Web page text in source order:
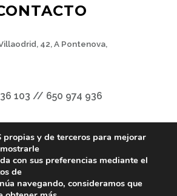
42, A Pontenova,
103 // 650 974 936
SOCIALES
propias y de terceros para mejorar
con sus preferencias mediante el
de
navegando, consideramos que